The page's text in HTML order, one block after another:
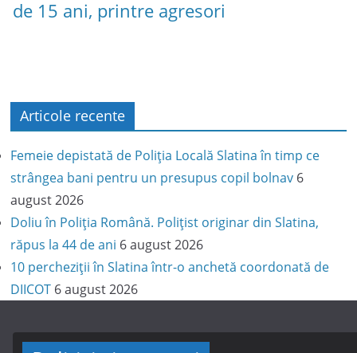
de 15 ani, printre agresori
Articole recente
Femeie depistată de Poliția Locală Slatina în timp ce
strângea bani pentru un presupus copil bolnav 6
august 2026
Doliu în Poliția Română. Polițist originar din Slatina,
răpus la 44 de ani 6 august 2026
10 percheziții în Slatina într-o anchetă coordonată de
DIICOT 6 august 2026